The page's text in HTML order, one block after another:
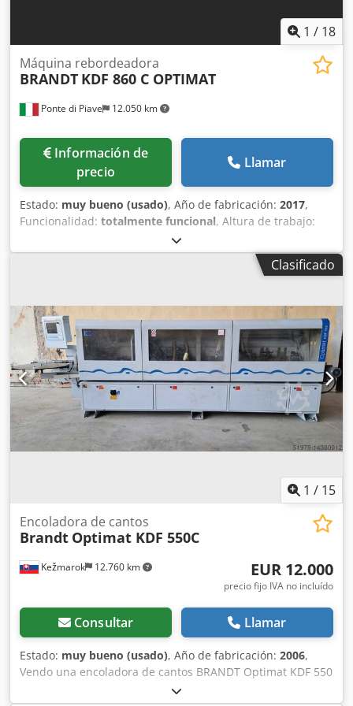
1 / 18
Ponte di Piave 12.050 km
Máquina rebordeadora
BRANDT KDF 860 C OPTIMAT
Información de
precio
Llamar
Estado: muy bueno (usado), Año de fabricación: 2017,
Funcionalidad: totalmente funcional, Altura de trabajo:
950 mm Longitud total: 6560 mm Dcedpfszkamcox Ab Ejk
con sistema de presión por banda Grupo de
preajuste/fresado Grupo de encolado Grupo de corte
biselado/recto Ajuste neumático de 2 posiciones del grupo
de corte Grupo de recorte multinivel MS 40 con
contrarrotación Ajuste neumático de 2 posiciones Grupo
de fresado de contorno Grupo de cepillado multinivel
Grupo de cepillado de bordes Grupo de cepillos Control:
Powertouch Rodillos de apoyo para piezas estrechas Grupo
de pulverización de agente desmoldante sobre la pieza
Grupo de pulverización de lubricante para material de
borde Sin retorno de piezas 6414 horas de trabajo y
576.091 metros de borde procesados.
Clasificado
1 / 15
Kežmarok 12.760 km
Encoladora de cantos
Brandt Optimat KDF 550C
EUR 12.000
precio fijo IVA no incluído
Consultar Llamar
Estado: muy bueno (usado), Año de fabricación: 2006,
Vendo una encoladora de cantos BRANDT Optimat KDF 550
C totalmente equipada, año de fabricación 2006: Dsdpfoq